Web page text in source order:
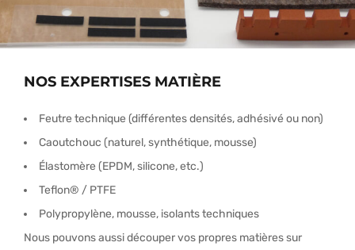
NOS EXPERTISES MATIÈRE
Feutre technique (différentes densités, adhésivé ou non)
Caoutchouc (naturel, synthétique, mousse)
Élastomère (EPDM, silicone, etc.)
Teflon® / PTFE
Polypropylène, mousse, isolants techniques
Nous pouvons aussi découper vos propres matières sur